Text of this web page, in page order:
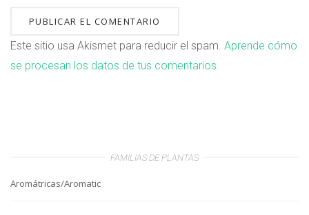
Este sitio usa Akismet para reducir el spam. Aprende cómo
se procesan los datos de tus comentarios.
FAMILIAS DE PLANTAS
Aromátricas/Aromatic